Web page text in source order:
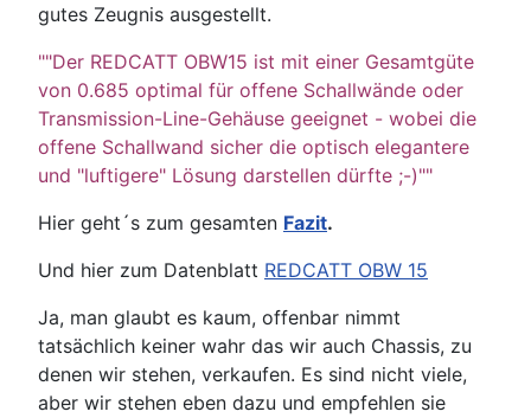
gutes Zeugnis ausgestellt.
""Der REDCATT OBW15 ist mit einer Gesamtgüte
von 0.685 optimal für offene Schallwände oder
Transmission-Line-Gehäuse geeignet - wobei die
offene Schallwand sicher die optisch elegantere
und "luftigere" Lösung darstellen dürfte ;-)""
Hier geht´s zum gesamten Fazit.
Und hier zum Datenblatt REDCATT OBW 15
Ja, man glaubt es kaum, offenbar nimmt
tatsächlich keiner wahr das wir auch Chassis, zu
denen wir stehen, verkaufen. Es sind nicht viele,
aber wir stehen eben dazu und empfehlen sie